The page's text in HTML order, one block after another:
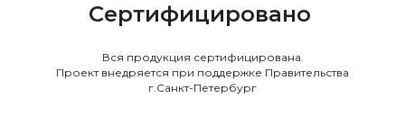
Сертифицировано
Вся продукция сертифицирована.
Проект внедряется при поддержке Правительства
г.Санкт-Петербург